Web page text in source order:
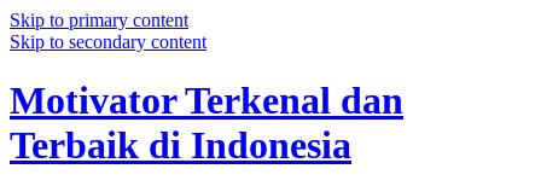
Skip to primary content
Skip to secondary content
Motivator Terkenal dan
Terbaik di Indonesia